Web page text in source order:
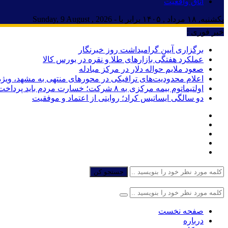
یکشنبه, ۱۸ مرداد , ۱۴۰۵ برابر با - Sunday, 9 August , 2026
خبر فوری :
برگزاری آیین گرامیداشت روز خبرنگار
عملکرد هفتگی بازارهای طلا و نقره در بورس کالا
صعود ملایم حواله دلار در مرکز مبادله
اعلام محدودیت‌های ترافیکی در محورهای منتهی به مشهد،
اولتیماتوم بیمه مرکزی به ۸ شرکت؛ خسارت مردم باید پرداخت شود
دو سالگی ایساتیس کراد؛ روایتی از اعتماد و موفقیت
جستجو کن
صفحه نخست
درباره